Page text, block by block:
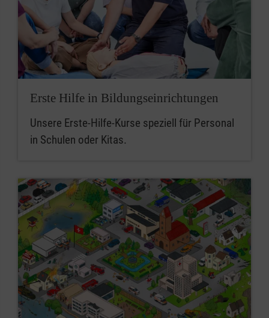
Erste Hilfe in Bildungseinrichtungen
Unsere Erste-Hilfe-Kurse speziell für Personal
in Schulen oder Kitas.